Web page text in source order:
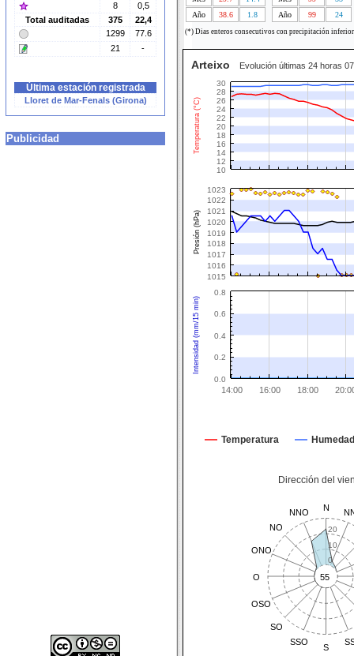
8
0,5
Total auditadas
375
22,4
1299
77.6
21
-
Última estación registrada
Lloret de Mar-Fenals (Girona)
Publicidad
Año
38.6 1.8 Año 99 24
(*) Dias enteros consecutivos con precipitación inferior
Temperatura (°C)
Presión (hPa)
Intensidad (mm/15 min)
Arteixo Evolución últimas 24 horas
Temperatura Humedad
14:00 16:00 18:00
10
12
14
16
18
20
22
24
26
28
30
1015
1016
1017
1018
1019
1020
1021
1022
1023
0.0
0.2
0.4
0.6
0.8
Dirección del
55
N
S
SSO
SO
OSO
O
ONO
NO
NNO
0
10
20